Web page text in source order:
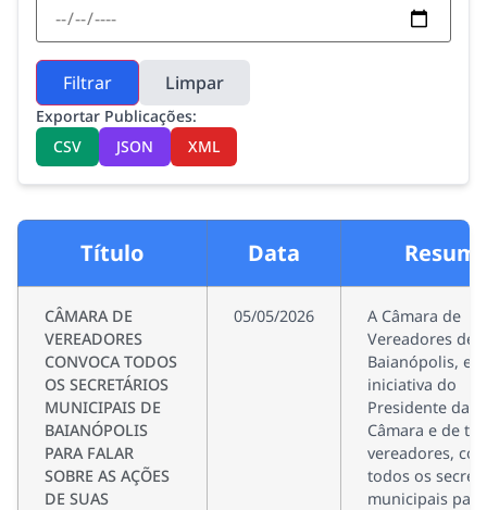
Filtrar Limpar
Exportar Publicações:
CSV
JSON XML
Título Data
CÂMARA DE
VEREADORES
CONVOCA TODOS
OS SECRETÁRIOS
MUNICIPAIS DE
BAIANÓPOLIS
PARA FALAR
SOBRE AS AÇÕES
DE SUAS
05/05/2026
A Câmara de
Vereadores de
Baianópolis,
iniciativa do
Presidente da
Câmara e de
vereadores,
todos os
municipais